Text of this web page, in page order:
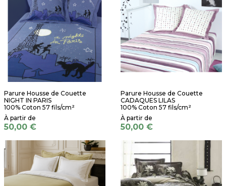
Parure Housse de Couette
NIGHT IN PARIS
100% Coton 57 fils/cm²
50,00 €
Parure Housse de Couette
CADAQUES LILAS
100% Coton 57 fils/cm²
50,00 €